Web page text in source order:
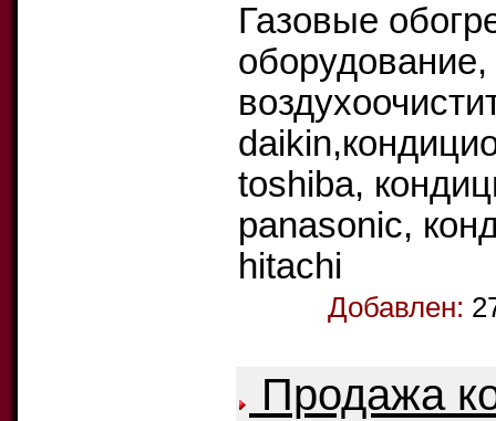
Газовые
toshiba,
panasonic,
hitachi
Добавлен:
Продажа